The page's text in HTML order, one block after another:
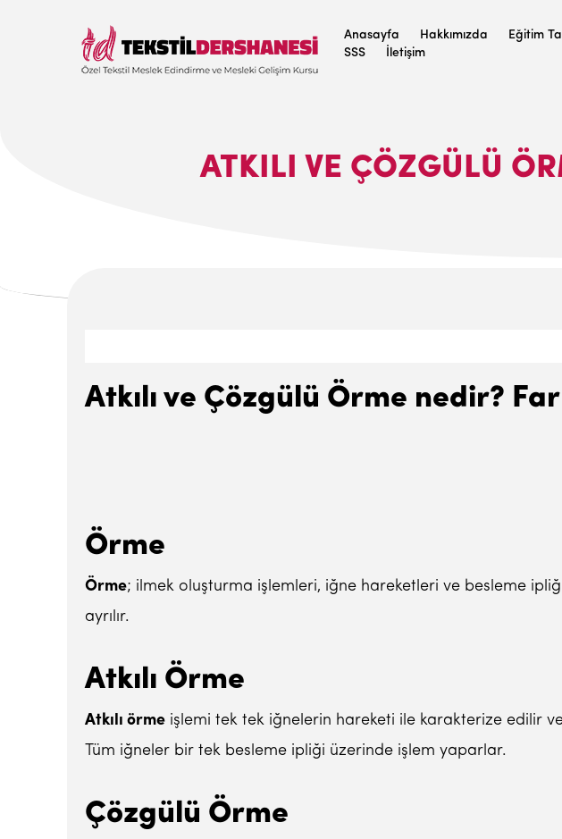
Anasayfa Hakkımızda Eğitim
SSS
İletişim
ATKILI VE ÇÖZGÜLÜ
Atkılı ve Çözgülü Örme nedir?
Örme
Örme; ilmek oluşturma işlemleri, iğne hareketleri ve besleme
ayrılır.
Atkılı Örme
Atkılı örme işlemi tek tek iğnelerin hareketi ile karakterize edilir
Tüm iğneler bir tek besleme ipliği üzerinde işlem yaparlar.
Çözgülü Örme